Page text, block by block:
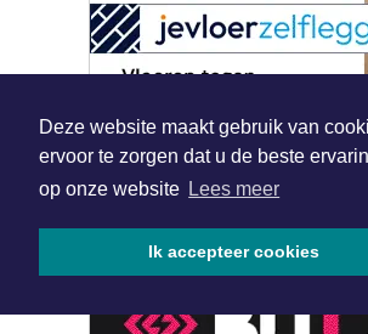
Deze website maakt gebruik van
ervoor te zorgen dat u de beste
op onze website Lees meer
Ik accepteer cookies